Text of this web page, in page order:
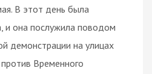
В этот день была
и она послужила поводом
демонстрации на улицах
Временного